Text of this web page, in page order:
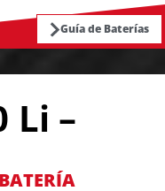
Guía de Baterías
Li –